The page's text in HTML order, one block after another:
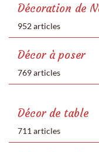
Décoration de
952 articles
Décor à poser
769 articles
Décor de table
711 articles